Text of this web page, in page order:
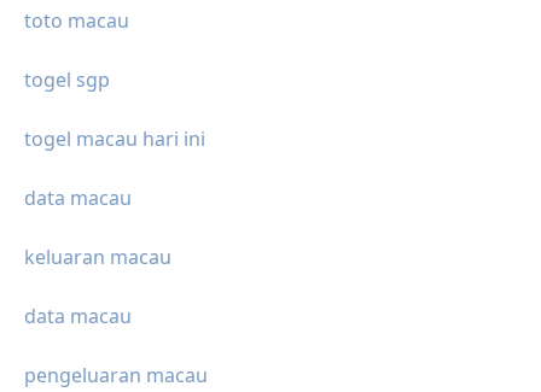
toto macau
togel sgp
togel macau hari ini
data macau
keluaran macau
data macau
pengeluaran macau